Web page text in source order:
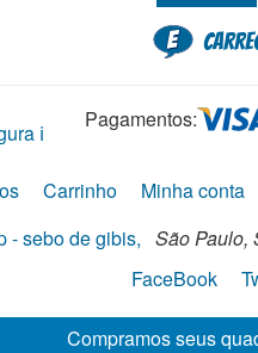
ℹ️
Pagamentos:
Carrinho Minha conta
- sebo de gibis, São Paulo,
FaceBook
Compramos seus